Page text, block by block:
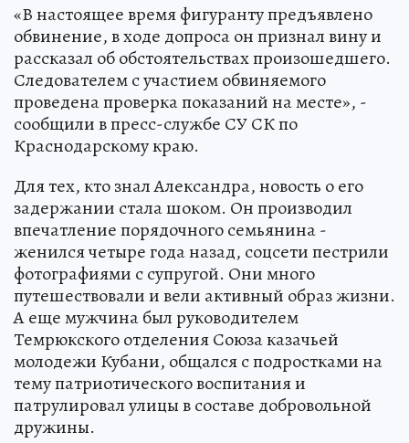
«В настоящее время фигуранту предъявлено
обвинение, в ходе допроса он признал вину и
рассказал об обстоятельствах произошедшего.
Следователем с участием обвиняемого
проведена проверка показаний на месте», -
сообщили в пресс-службе СУ СК по
Краснодарскому краю.
Для тех, кто знал Александра, новость о его
задержании стала шоком. Он производил
впечатление порядочного семьянина -
женился четыре года назад, соцсети пестрили
фотографиями с супругой. Они много
путешествовали и вели активный образ жизни.
А еще мужчина был руководителем
Темрюкского отделения Союза казачьей
молодежи Кубани, общался с подростками на
тему патриотического воспитания и
патрулировал улицы в составе добровольной
дружины.